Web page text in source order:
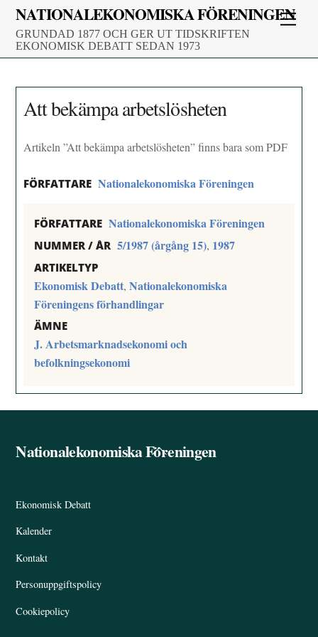
Skip
content
NATIONALEKONOMISKA FÖRENINGEN
GRUNDAD 1877 OCH GER UT TIDSKRIFTEN
EKONOMISK DEBATT SEDAN 1973
Att bekämpa arbetslösheten
Artikeln ”Att bekämpa arbetslösheten” finns bara som PDF
FÖRFATTARE Nationalekonomiska Föreningen
FÖRFATTARE Nationalekonomiska Föreningen
NUMMER / ÅR 5/1987 (årgång 15), 1987
ARTIKELTYP
Ekonomisk Debatt,Nationalekonomiska
Föreningens förhandlingar
ÄMNE
J. Arbetsmarknadsekonomi och
befolkningsekonomi
Back
Nationalekonomiska Föreningen
Ekonomisk Debatt
Kalender
Kontakt
Personuppgiftspolicy
Cookiepolicy